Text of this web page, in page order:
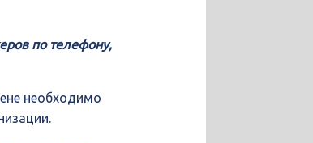
по телефону,
необходимо